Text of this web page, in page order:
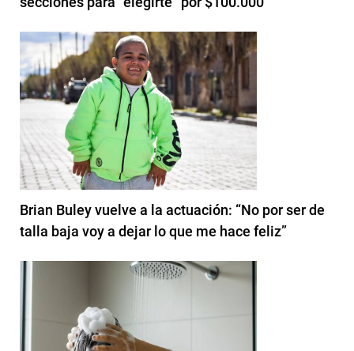
Brian Buley vuelve a la actuación: “No por ser de
talla baja voy a dejar lo que me hace feliz”